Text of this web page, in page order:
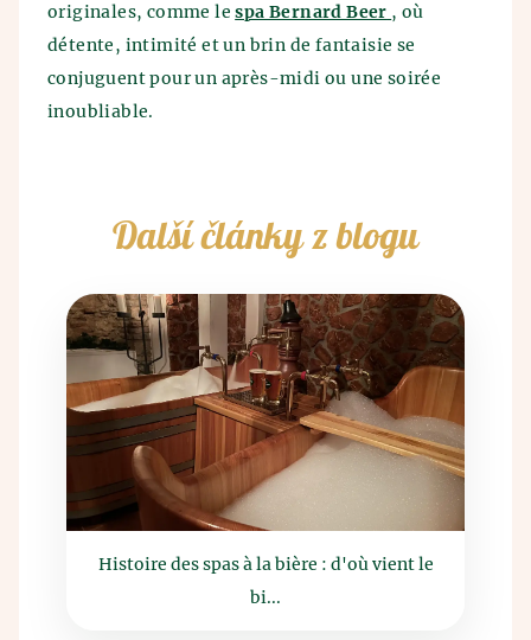
originales, comme lespa Bernard Beer , où
détente, intimité et un brin de fantaisie se
conjuguent pour un après-midi ou une soirée
inoubliable.
Další články z blogu
Histoire des spas à la bière : d'où vient le
bi...